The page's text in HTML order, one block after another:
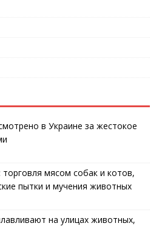
в Украине за жестокое
мясом собак и котов,
пытки и мучения животных
на улицах животных,